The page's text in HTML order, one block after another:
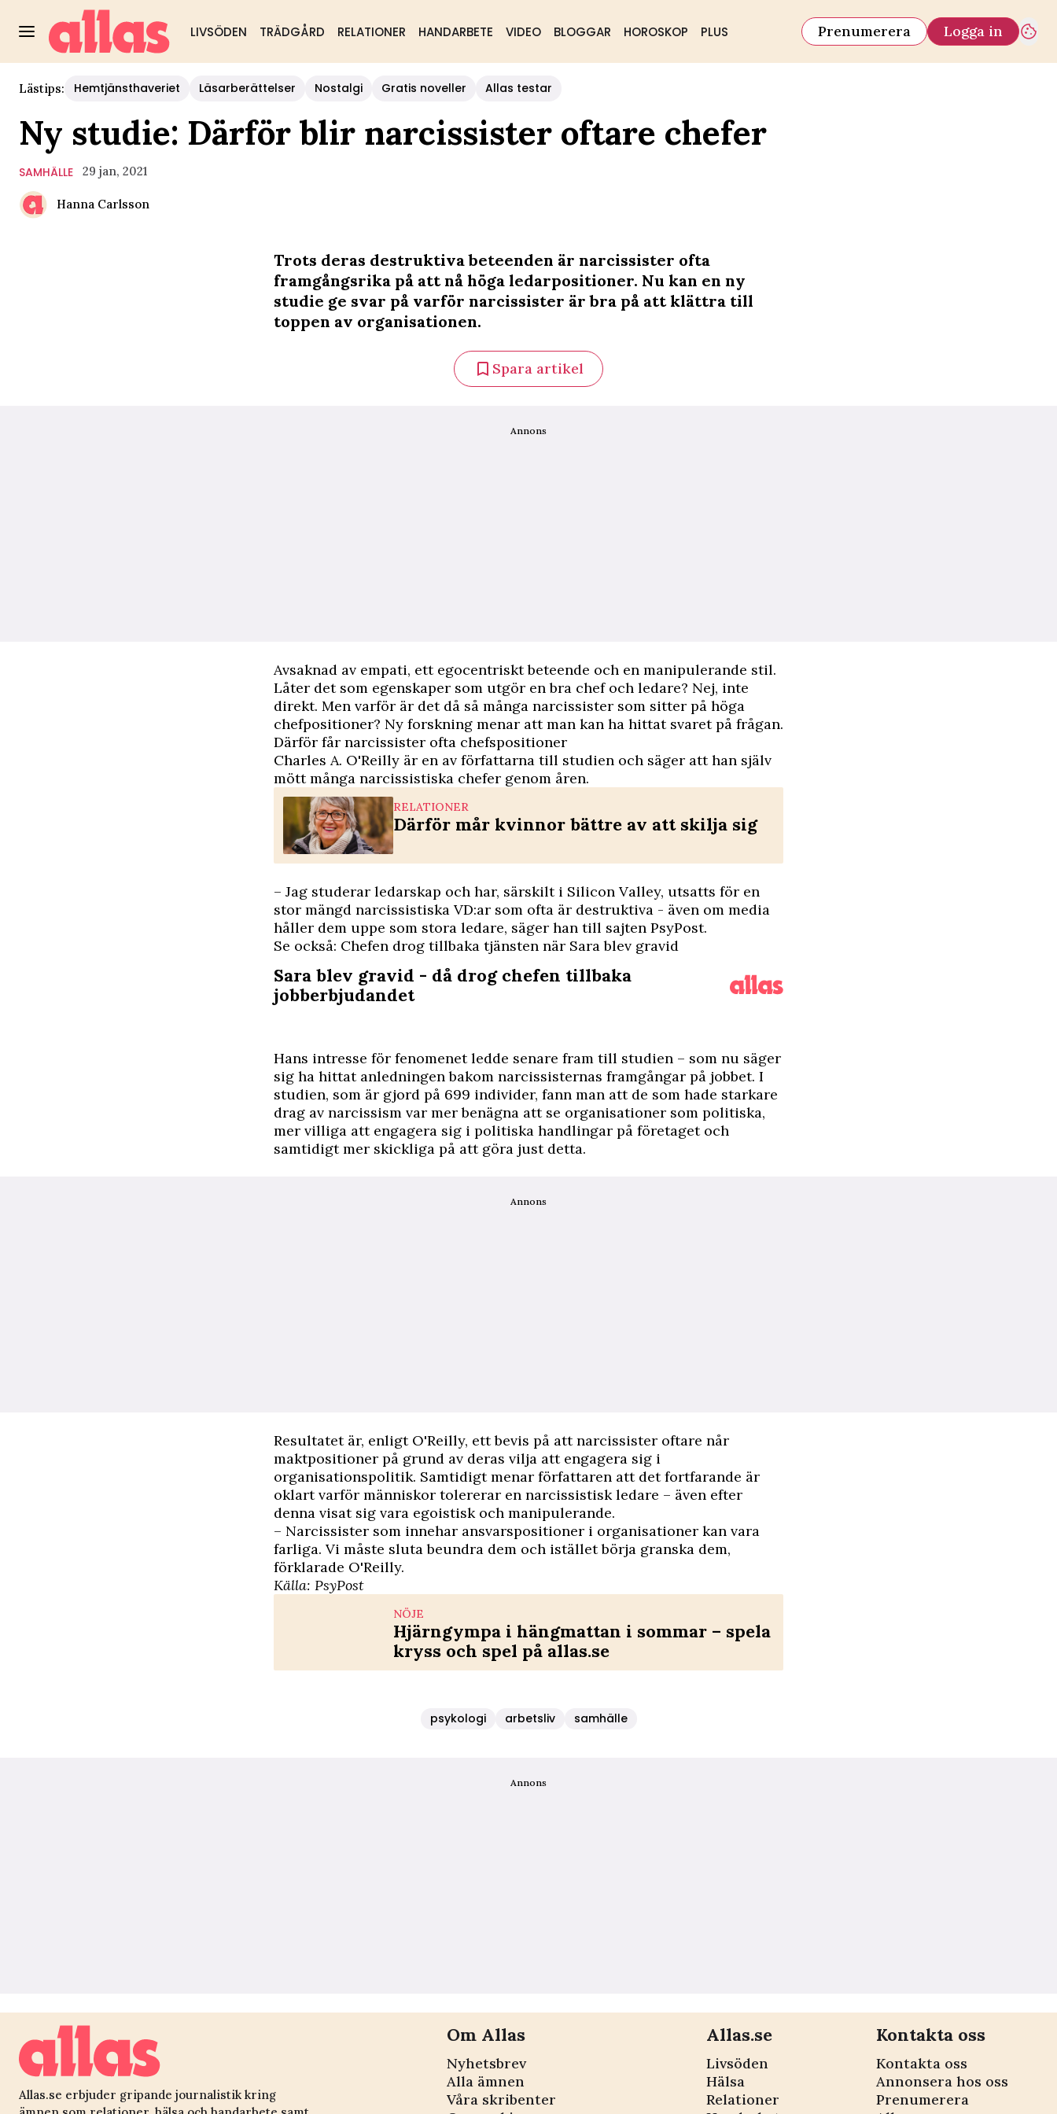
LIVSÖDEN TRÄDGÅRD RELATIONER HANDARBETE VIDEO BLOGGAR HOROSKOP PLUS Prenumerera Logga in
Lästips: Hemtjänsthaveriet Läsarberättelser Nostalgi Gratis noveller Allas testar
Ny studie: Därför blir narcissister oftare chefer
SAMHÄLLE 29 jan, 2021
Hanna Carlsson
Trots deras destruktiva beteenden är narcissister ofta
framgångsrika på att nå höga ledarpositioner. Nu kan en ny
studie ge svar på varför narcissister är bra på att klättra till
toppen av organisationen.
Spara artikel
Annons
Avsaknad av empati, ett egocentriskt beteende och en manipulerande stil.
Låter det som egenskaper som utgör en bra chef och ledare? Nej, inte
direkt. Men varför är det då så många narcissister som sitter på höga
chefpositioner? Ny forskning menar att man kan ha hittat svaret på frågan.
Därför får narcissister ofta chefspositioner
Charles A. O'Reilly är en av författarna till studien och säger att han själv
mött många narcissistiska chefer genom åren.
RELATIONER
Därför mår kvinnor bättre av att skilja sig
– Jag studerar ledarskap och har, särskilt i Silicon Valley, utsatts för en
stor mängd narcissistiska VD:ar som ofta är destruktiva - även om media
håller dem uppe som stora ledare, säger han till sajten PsyPost.
Se också: Chefen drog tillbaka tjänsten när Sara blev gravid
Sara blev gravid - då drog chefen tillbaka
jobberbjudandet
Hans intresse för fenomenet ledde senare fram till studien – som nu säger
sig ha hittat anledningen bakom narcissisternas framgångar på jobbet. I
studien, som är gjord på 699 individer, fann man att de som hade starkare
drag av narcissism var mer benägna att se organisationer som politiska,
mer villiga att engagera sig i politiska handlingar på företaget och
samtidigt mer skickliga på att göra just detta.
Annons
Resultatet är, enligt O'Reilly, ett bevis på att narcissister oftare når
maktpositioner på grund av deras vilja att engagera sig i
organisationspolitik. Samtidigt menar författaren att det fortfarande är
oklart varför människor tolererar en narcissistisk ledare – även efter
denna visat sig vara egoistisk och manipulerande.
– Narcissister som innehar ansvarspositioner i organisationer kan vara
farliga. Vi måste sluta beundra dem och istället börja granska dem,
förklarade O'Reilly.
Källa: PsyPost
NÖJE
Hjärngympa i hängmattan i sommar – spela
kryss och spel på allas.se
psykologi arbetsliv samhälle
Annons
Allas.se erbjuder gripande journalistik kring
Om Allas
Nyhetsbrev
Alla ämnen
Våra skribenter
Allas.se
Livsöden
Hälsa
Relationer
Kontakta oss
Kontakta oss
Annonsera hos oss
Prenumerera